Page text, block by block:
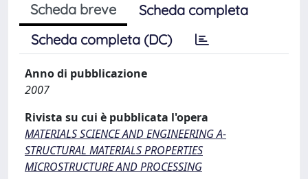
Scheda breve
Scheda completa
Scheda completa (DC)
Anno di pubblicazione
2007
Rivista su cui è pubblicata l'opera
MATERIALS SCIENCE AND ENGINEERING A-
STRUCTURAL MATERIALS PROPERTIES
MICROSTRUCTURE AND PROCESSING